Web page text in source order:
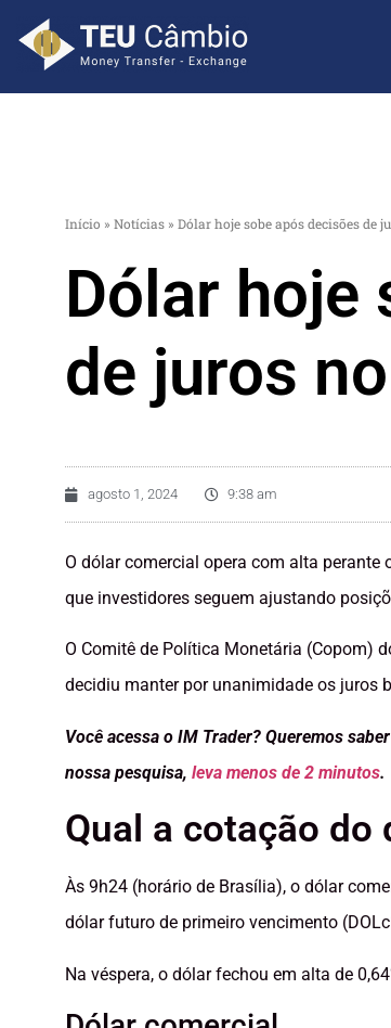
Início » Notícias » Dólar hoje sobe após decisões de
Dólar hoje
de juros
agosto 1, 2024 9:38 am
O dólar comercial opera com alta perante
que investidores seguem ajustando
O Comitê de Política Monetária (Copom)
decidiu manter por unanimidade os juros
Você acessa o IM Trader? Queremos
nossa pesquisa, leva menos de 2 minutos.
Qual a cotação do
Às 9h24 (horário de Brasília), o dólar
dólar futuro de primeiro vencimento
Na véspera, o dólar fechou em alta de